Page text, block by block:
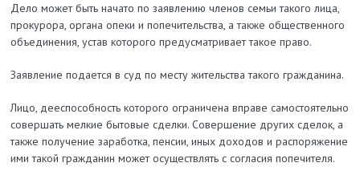
Дело может быть начато по заявлению членов семьи такого лица,
прокурора, органа опеки и попечительства, а также общественного
объединения, устав которого предусматривает такое право.
Заявление подается в суд по месту жительства такого гражданина.
Лицо, дееспособность которого ограничена вправе самостоятельно
совершать мелкие бытовые сделки. Совершение других сделок, а
также получение заработка, пенсии, иных доходов и распоряжение
ими такой гражданин может осуществлять с согласия попечителя.